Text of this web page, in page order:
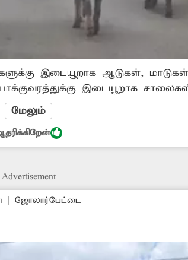
இடையூறாக ஆடுகள், மாடுகள்
இடையூறாக
ஏற்படுகின்றன. எனவே ஊராட்சி
வேண்டும். பன்றிகளை
மேலும்
Advertisement
|ஜோலார்பேட்டை